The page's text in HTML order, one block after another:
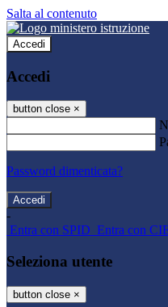
Salta al contenuto
Accedi
Accedi
button close ×
Password dimenticata?
-
Entra con SPID Entra con
Seleziona utente
button close ×